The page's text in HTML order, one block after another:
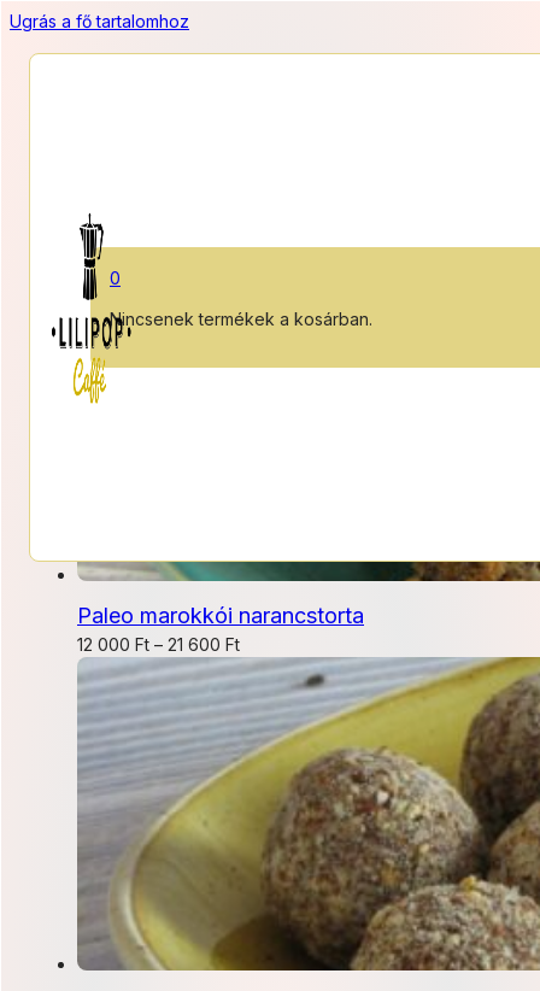
Ugrás a fő tartalomhoz
0
Nincsenek termékek a kosárban.
Paleo marokkói narancstorta
12 000 Ft – 21 600 FtÁrtartomány:
12
000 Ft
21
600 Ft